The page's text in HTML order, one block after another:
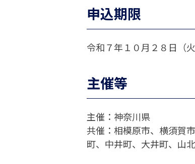
申込期限
令和７年１０月２８日（火
主催等
主催：神奈川県
共催：相模原市、横須賀
町、中井町、大井町、山